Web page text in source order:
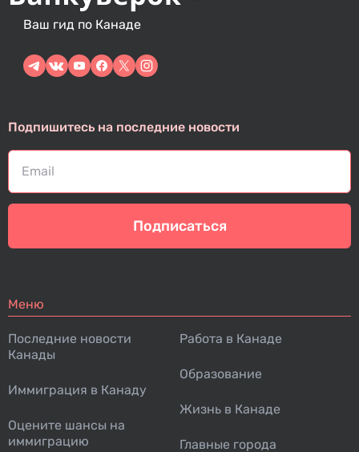
Ваш гид по Канаде
Подпишитесь на последние новости
Подписаться
Меню
Последние новости
Канады
Иммиграция в Канаду
Оцените шансы на
иммиграцию
Работа в Канаде
Образование
Жизнь в Канаде
Главные города